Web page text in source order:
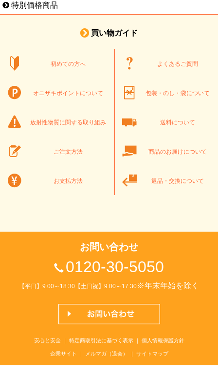
特別価格商品
買い物ガイド
初めての方へ よくあるご質問
オニザキポイントについて 包装・のし・袋について
放射性物質に関する取り組み 送料について
ご注文方法 商品のお届けについて
お支払方法 返品・交換について
お問い合わせ
0120-30-5050
【平日】9:00～18:30【土日祝】9:00～17:30※年末年始を除く
安心と安全｜ 特定商取引法に基づく表示｜ 個人情報保護方針
企業サイト ｜ メルマガ（退会） ｜ サイトマップ